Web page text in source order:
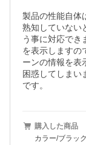
製品の性能自体
熟知していない
う事に対応でき
を表示しますの
ーンの情報を表
困惑してしまい
です。
購入した商品
カラー/ブラッ